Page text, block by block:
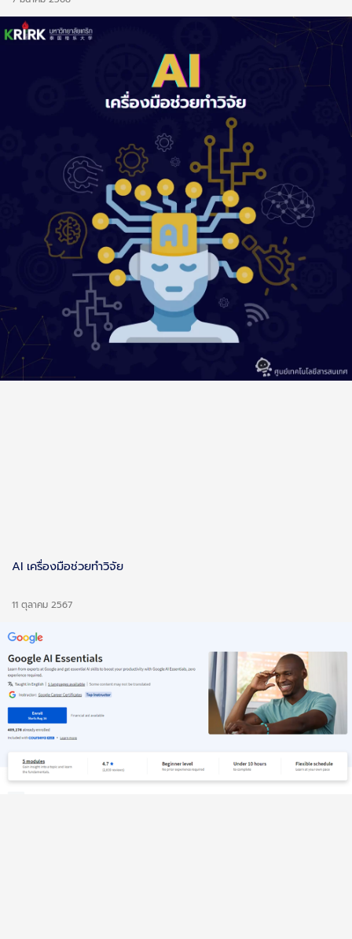
AI เครื่องมือช่วยทำวิจัย
11 ตุลาคม 2567